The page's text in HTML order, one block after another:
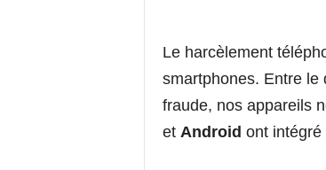
Le harcèlement
smartphones. Entre le
fraude, nos appareils
et Android ont intégré